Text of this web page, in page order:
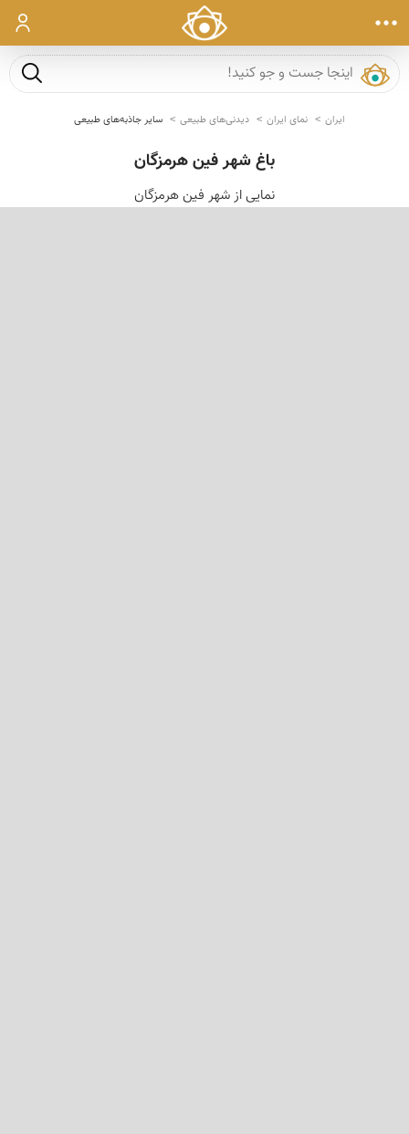
ورود
جست و
ایران نمای ایران دیدنی‌های طبیعی سایر جاذبه‌های طبیعی
باغ شهر فین هرمزگان
نمایی از شهر فین هرمزگان